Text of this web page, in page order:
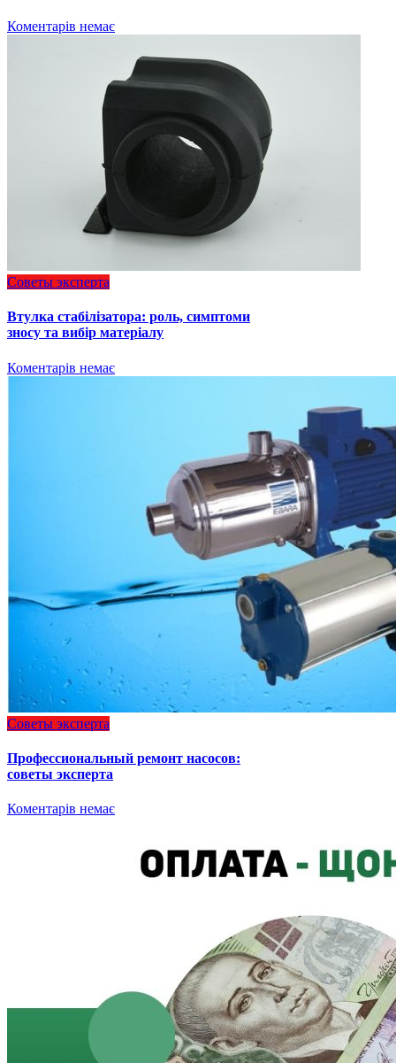
Коментарів немає
Советы эксперта
Втулка стабілізатора: роль, симптоми
зносу та вибір матеріалу
Коментарів немає
Советы эксперта
Профессиональный ремонт насосов:
советы эксперта
Коментарів немає